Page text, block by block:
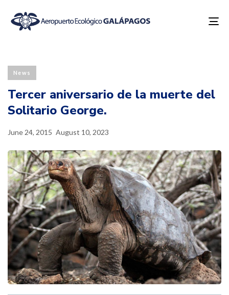
IN:
News
Tercer aniversario de la muerte del
Solitario George.
on:
June 24, 2015
updated:
August 10, 2023